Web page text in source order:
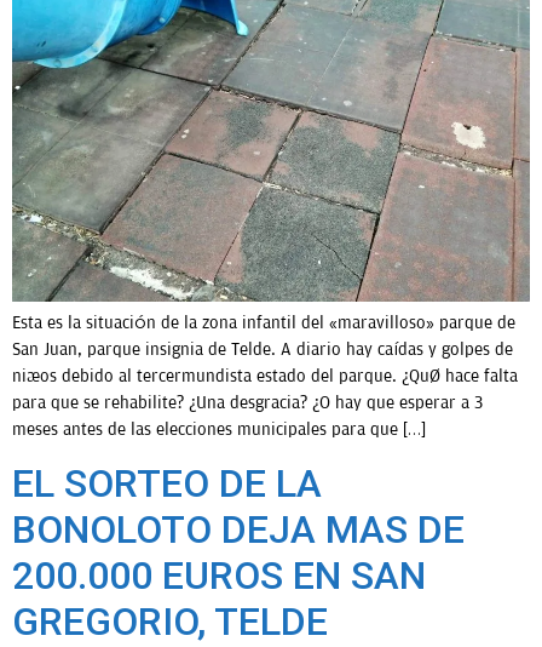
Esta es la situación de la zona infantil del «maravilloso» parque de
San Juan, parque insignia de Telde. A diario hay caídas y golpes de
niños debido al tercermundista estado del parque. ¿Qué hace falta
para que se rehabilite? ¿Una desgracia? ¿O hay que esperar a 3
meses antes de las elecciones municipales para que […]
EL SORTEO DE LA
BONOLOTO DEJA MAS DE
200.000 EUROS EN SAN
GREGORIO, TELDE